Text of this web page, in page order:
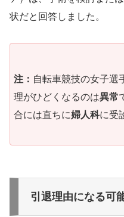
状だと回答しました。
注： 自転車競技の女子選
理がひどくなるのは異常
合には直ちに婦人科に受
引退理由になる可